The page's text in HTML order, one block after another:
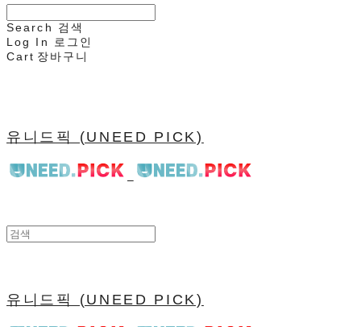
Search
검색
Log In
로그인
Cart 장바구니
유니드픽 (UNEED PICK)
유니드픽 (UNEED PICK)